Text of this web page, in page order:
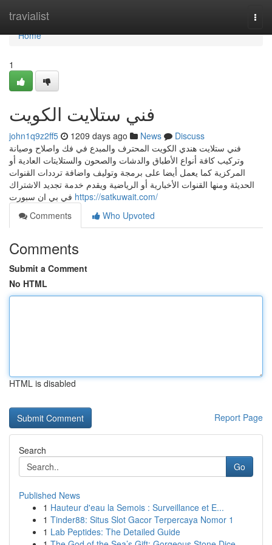
travialist
Home
Home
1
فني ستلايت الكويت
john1q9z2ff5 1209 days ago News
Discuss
فني ستلايت هندي الكويت المحترف والمبدع في فك واصلاح وصيانة
وتركيب كافة أنواع الأطباق والدشات والصحون والستلايتات العادية أو
المركزية كما يعمل أيضا على برمجة وتوليف واضافة ترددات القنوات
الحديثة ومنها القنوات الأخبارية أو الرياضية ويقدم خدمة تجديد الاشتراك
https://satkuwait.com/
Comments
Who Upvoted
Comments
Submit a Comment
No HTML
HTML is disabled
Report Page
Search
Go
Published News
1 Hauteur d'eau la Semois : Surveillance et E...
1 Tinder88: Situs Slot Gacor Terpercaya Nomor 1
1 Lab Peptides: The Detailed Guide